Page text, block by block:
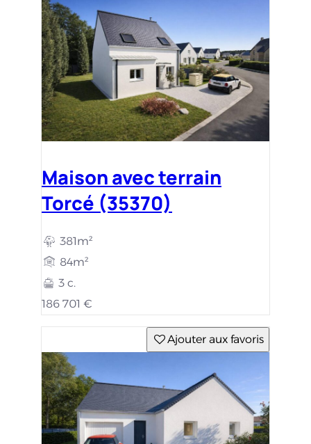
Maison avec terrain
Torcé (35370)
381m²
84m²
3 c.
186 701 €
Ajouter aux favoris